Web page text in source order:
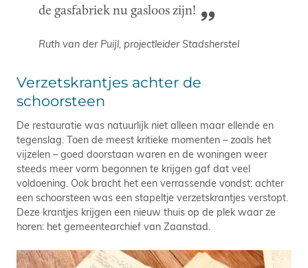
de gasfabriek nu gasloos zijn!
Ruth van der Puijl, projectleider Stadsherstel
Verzetskrantjes achter de
schoorsteen
De restauratie was natuurlijk niet alleen maar ellende en
tegenslag. Toen de meest kritieke momenten – zoals het
vijzelen – goed doorstaan waren en de woningen weer
steeds meer vorm begonnen te krijgen gaf dat veel
voldoening. Ook bracht het een verrassende vondst: achter
een schoorsteen was een stapeltje verzetskrantjes verstopt.
Deze krantjes krijgen een nieuw thuis op de plek waar ze
horen: het gemeentearchief van Zaanstad.